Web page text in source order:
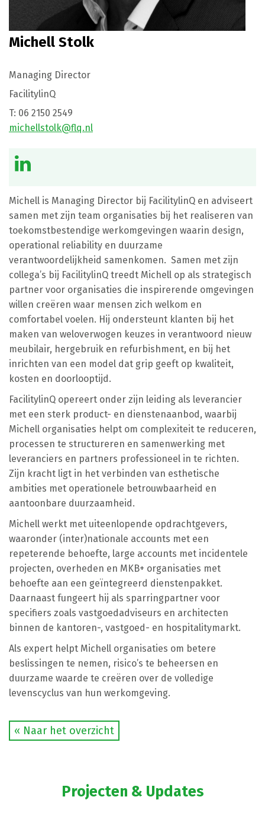
Michell Stolk
Managing Director
FacilitylinQ
T: 06 2150 2549
michellstolk@flq.nl
Michell is Managing Director bij FacilitylinQ en adviseert
samen met zijn team organisaties bij het realiseren van
toekomstbestendige werkomgevingen waarin design,
operational reliability en duurzame
verantwoordelijkheid samenkomen. Samen met zijn
collega’s bij FacilitylinQ treedt Michell op als strategisch
partner voor organisaties die inspirerende omgevingen
willen creëren waar mensen zich welkom en
comfortabel voelen. Hij ondersteunt klanten bij het
maken van weloverwogen keuzes in verantwoord nieuw
meubilair, hergebruik en refurbishment, en bij het
inrichten van een model dat grip geeft op kwaliteit,
kosten en doorlooptijd.
FacilitylinQ opereert onder zijn leiding als leverancier
met een sterk product- en dienstenaanbod, waarbij
Michell organisaties helpt om complexiteit te reduceren,
processen te structureren en samenwerking met
leveranciers en partners professioneel in te richten.
Zijn kracht ligt in het verbinden van esthetische
ambities met operationele betrouwbaarheid en
aantoonbare duurzaamheid.
Michell werkt met uiteenlopende opdrachtgevers,
waaronder (inter)nationale accounts met een
repeterende behoefte, large accounts met incidentele
projecten, overheden en MKB+ organisaties met
behoefte aan een geïntegreerd dienstenpakket.
Daarnaast fungeert hij als sparringpartner voor
specifiers zoals vastgoedadviseurs en architecten
binnen de kantoren-, vastgoed- en hospitalitymarkt.
Als expert helpt Michell organisaties om betere
beslissingen te nemen, risico’s te beheersen en
duurzame waarde te creëren over de volledige
levenscyclus van hun werkomgeving.
« Naar het overzicht
Projecten & Updates